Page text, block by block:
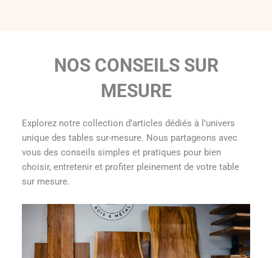
NOS CONSEILS SUR
MESURE
Explorez notre collection d’articles dédiés à l’univers
unique des tables sur-mesure. Nous partageons avec
vous des conseils simples et pratiques pour bien
choisir, entretenir et profiter pleinement de votre table
sur mesure.